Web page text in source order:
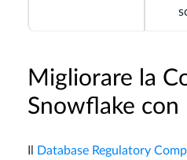
Migliorare la
Snowflake con
Database Regulatory